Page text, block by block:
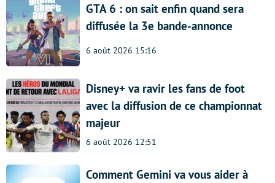
GTA 6 : on sait enfin quand sera
diffusée la 3e bande-annonce
6 août 2026 15:16
Disney+ va ravir les fans de foot
avec la diffusion de ce championnat
majeur
6 août 2026 12:51
Comment Gemini va vous aider à